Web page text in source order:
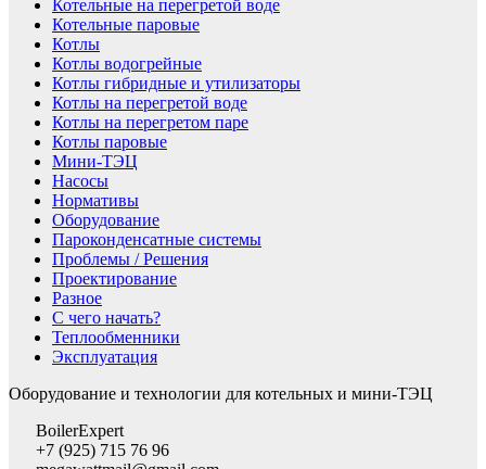
Котельные на перегретой воде
Котельные паровые
Котлы
Котлы водогрейные
Котлы гибридные и утилизаторы
Котлы на перегретой воде
Котлы на перегретом паре
Котлы паровые
Мини-ТЭЦ
Насосы
Нормативы
Оборудование
Пароконденсатные системы
Проблемы / Решения
Проектирование
Разное
С чего начать?
Теплообменники
Эксплуатация
Оборудование и технологии для котельных и мини-ТЭЦ
BoilerExpert
+7 (925) 715 76 96